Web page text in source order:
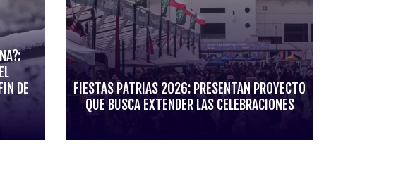
DE
FIESTAS PATRIAS 2026: PRESENTAN PROYECTO
QUE BUSCA EXTENDER LAS CELEBRACIONES